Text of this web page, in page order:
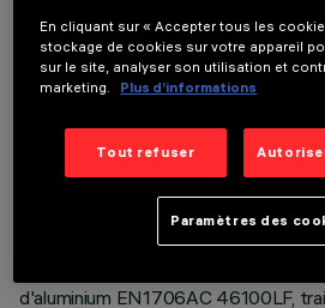
DONNÉES
DESCRIPTION
Appareil d’éclairage d’extérieur avec
lumière directe, finalisé à l’emploi de
d'aluminium EN1706AC 46100LF,
En cliquant sur « Accepter tous les
stockage de cookies sur votre appareil
sur le site, analyser son utilisation et
marketing.
Plus d’informations
Tout refuser
Paramètres des